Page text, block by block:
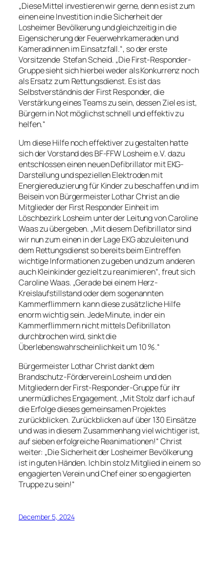
„Diese Mittel investieren wir gerne, denn es ist zum
einen eine Investition in die Sicherheit der
Losheimer Bevölkerung und gleichzeitig in die
Eigensicherung der Feuerwehrkameraden und
Kameradinnen im Einsatzfall.“, so der erste
Vorsitzende Stefan Scheid. „Die First-Responder-
Gruppe sieht sich hierbei weder als Konkurrenz noch
als Ersatz zum Rettungsdienst. Es ist das
Selbstverständnis der First Responder, die
Verstärkung eines Teams zu sein, dessen Ziel es ist,
Bürgern in Not möglichst schnell und effektiv zu
helfen.“
Um diese Hilfe noch effektiver zu gestalten hatte
sich der Vorstand des BF-FFW Losheim e.V. dazu
entschlossen einen neuen Defibrillator mit EKG-
Darstellung und speziellen Elektroden mit
Energiereduzierung für Kinder zu beschaffen und im
Beisein von Bürgermeister Lothar Christ an die
Mitglieder der First Responder Einheit im
Löschbezirk Losheim unter der Leitung von Caroline
Waas zu übergeben. „Mit diesem Defibrillator sind
wir nun zum einen in der Lage EKG abzuleiten und
dem Rettungsdienst so bereits beim Eintreffen
wichtige Informationen zu geben und zum anderen
auch Kleinkinder gezielt zu reanimieren“, freut sich
Caroline Waas. „Gerade bei einem Herz-
Kreislaufstillstand oder dem sogenannten
Kammerflimmern kann diese zusätzliche Hilfe
enorm wichtig sein. Jede Minute, in der ein
Kammerflimmern nicht mittels Defibrillaton
durchbrochen wird, sinkt die
Überlebenswahrscheinlichkeit um 10 %.“
Bürgermeister Lothar Christ dankt dem
Brandschutz-Förderverein Losheim und den
Mitgliedern der First-Responder-Gruppe für ihr
unermüdliches Engagement. „Mit Stolz darf ich auf
die Erfolge dieses gemeinsamen Projektes
zurückblicken. Zurückblicken auf über 130 Einsätze
und was in diesem Zusammenhang viel wichtiger ist,
auf sieben erfolgreiche Reanimationen!“ Christ
weiter: „Die Sicherheit der Losheimer Bevölkerung
ist in guten Händen. Ich bin stolz Mitglied in einem so
engagierten Verein und Chef einer so engagierten
Truppe zu sein!“
December 5, 2024